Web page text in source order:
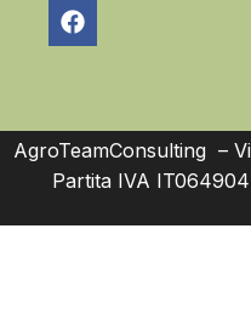
AgroTeamConsulting –
Partita IVA